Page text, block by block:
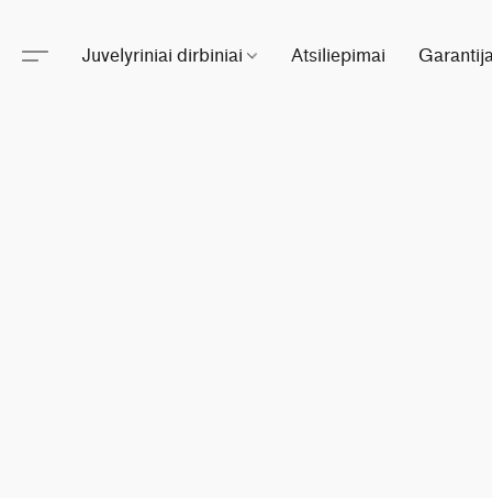
Juvelyriniai dirbiniai Atsiliepimai